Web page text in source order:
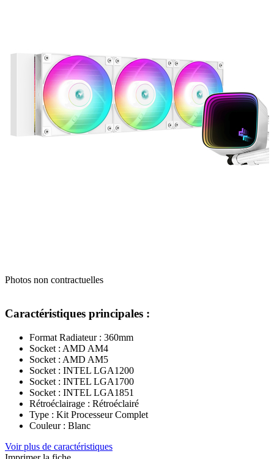
Photos non contractuelles
Caractéristiques principales :
Format Radiateur : 360mm
Socket : AMD AM4
Socket : AMD AM5
Socket : INTEL LGA1200
Socket : INTEL LGA1700
Socket : INTEL LGA1851
Rétroéclairage : Rétroéclairé
Type : Kit Processeur Complet
Couleur : Blanc
Voir plus de caractéristiques